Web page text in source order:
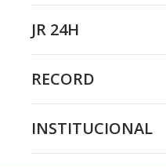
JR 24H
RECORD
INSTITUCIONAL